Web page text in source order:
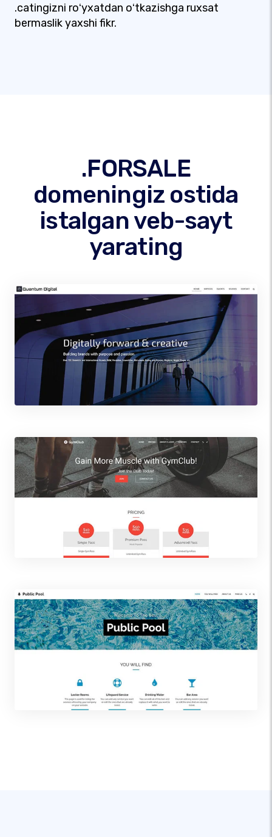
.catingizni roʻyxatdan oʻtkazishga ruxsat
bermaslik yaxshi fikr.
.FORSALE
domeningiz ostida
istalgan veb-sayt
yarating